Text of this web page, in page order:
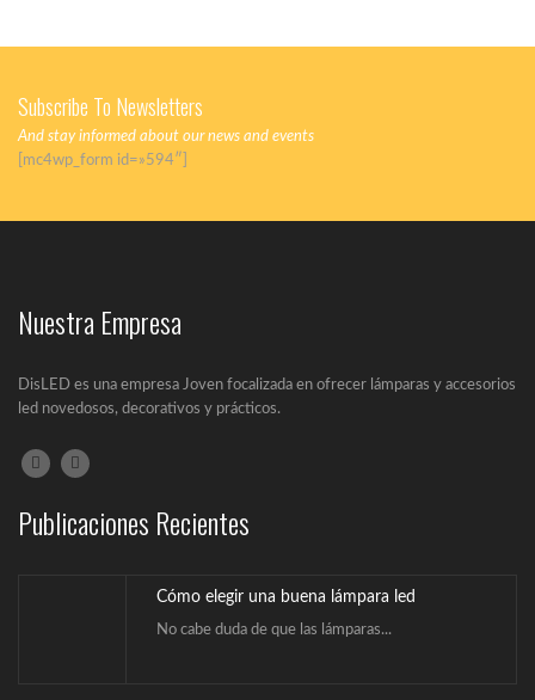
Subscribe To Newsletters
And stay informed about our news and events
[mc4wp_form id=»594″]
Nuestra Empresa
DisLED es una empresa Joven focalizada en ofrecer lámparas y accesorios
led novedosos, decorativos y prácticos.
Publicaciones Recientes
Salud e iluminación LED
Cómo elegir una buena lámpara led
No cabe duda de que las lámparas...